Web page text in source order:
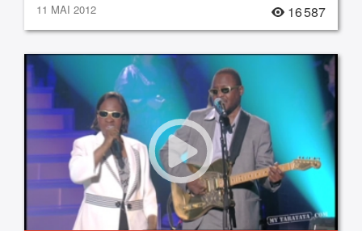
11 MAI 2012 16 587